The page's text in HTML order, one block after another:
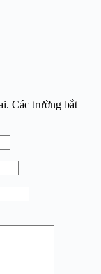
Các trường bắt